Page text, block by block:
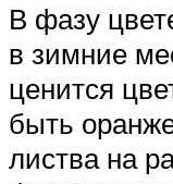
В фазу
в зимние
ценится
быть
листва на